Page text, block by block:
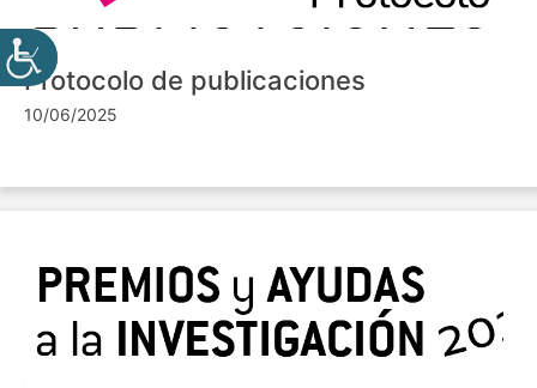
Protocolo de publicaciones
10/06/2025